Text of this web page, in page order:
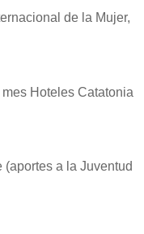
de la Mujer,
Hoteles Catatonia
a la Juventud